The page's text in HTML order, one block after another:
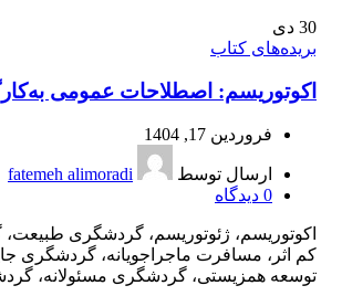
30 دی
بریده‌های کتاب
اکوتوریسم: اصطلاحات عمومی
فروردین 17, 1404
ارسال توسط
fatemeh alimoradi
0 دیدگاه
اکوتوریسم، ژئوتوریسم، گردشگری
کم اثر، مسافرت ماجراجویانه، گردشگری
توسعه همزیستی، گردشگری مسئولانه،